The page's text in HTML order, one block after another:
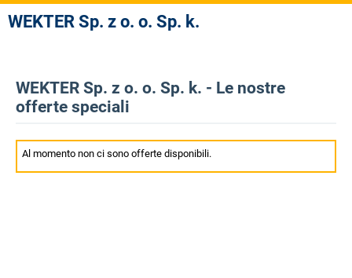
WEKTER Sp. z o. o. Sp. k.
WEKTER Sp. z o. o. Sp. k. - Le nostre
offerte speciali
Al momento non ci sono offerte disponibili.